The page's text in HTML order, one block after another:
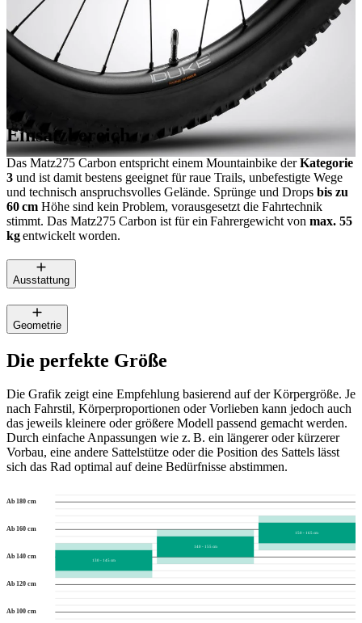
Einsatzbereich
Das Matz275 Carbon entspricht einem Mountainbike derKategorie
3 und ist damit bestens geeignet für raue Trails, unbefestigte Wege
und technisch anspruchsvolles Gelände. Sprünge und Drops bis zu
60 cm Höhe sind kein Problem, vorausgesetzt die Fahrtechnik
stimmt. Das Matz275 Carbon ist für ein Fahrergewicht von max. 55
kgentwickelt worden.
Ausstattung
Geometrie
Die perfekte Größe
Die Grafik zeigt eine Empfehlung basierend auf der Körpergröße. Je
nach Fahrstil, Körperproportionen oder Vorlieben kann jedoch auch
das jeweils kleinere oder größere Modell passend gemacht werden.
Durch einfache Anpassungen wie z. B. ein längerer oder kürzerer
Vorbau, eine andere Sattelstütze oder die Position des Sattels lässt
sich das Rad optimal auf deine Bedürfnisse abstimmen.
Ab 100 cm
Ab 120 cm
Ab 140 cm
Ab 160 cm
Ab 180 cm
130 - 145 cm
140 - 155 cm
150 - 165 cm